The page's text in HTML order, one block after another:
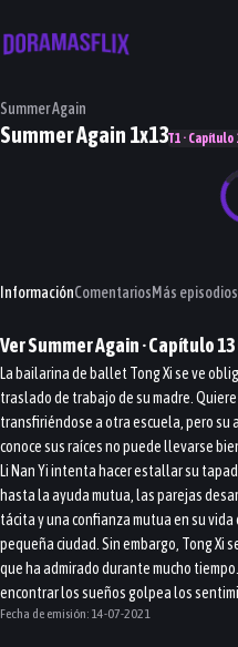
Summer Again
Summer Again 1x13T1 · Capítulo
InformaciónComentariosMás episodios
VerSummer Again· Capítulo13
La bailarina de ballet Tong Xi se ve
traslado de trabajo de su madre.
transfiriéndose a otra escuela, pero su
conoce sus raíces no puede llevarse
Li Nan Yi intenta hacer estallar su
hasta la ayuda mutua, las parejas
tácita y una confianza mutua en su
pequeña ciudad. Sin embargo, Tong Xi
que ha admirado durante mucho
encontrar los sueños golpea los
Fecha de emisión: 14-07-2021